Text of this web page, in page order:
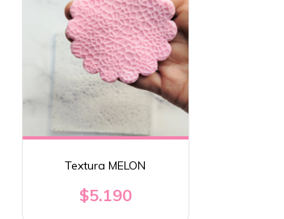
Textura MELON
$5.190